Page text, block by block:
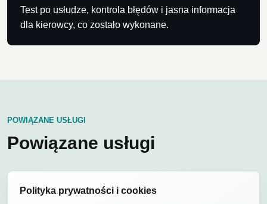
Test po usłudze, kontrola błędów i jasna informacja
dla kierowcy, co zostało wykonane.
POWIĄZANE USŁUGI
Powiązane usługi
Polityka prywatności i cookies